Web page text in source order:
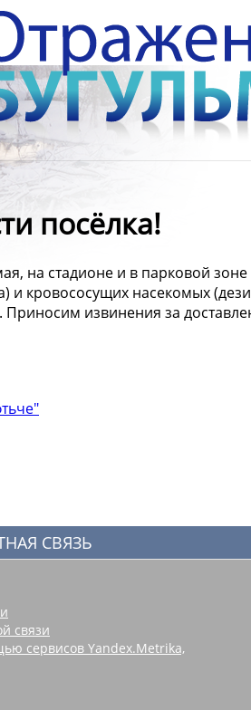
посёлка!
на стадионе и в парковой
кровососущих насекомых
извинения за
СВЯЗЬ
связи
сервисов Yandex.Metrika,